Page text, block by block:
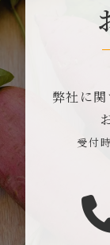
弊社に
受付